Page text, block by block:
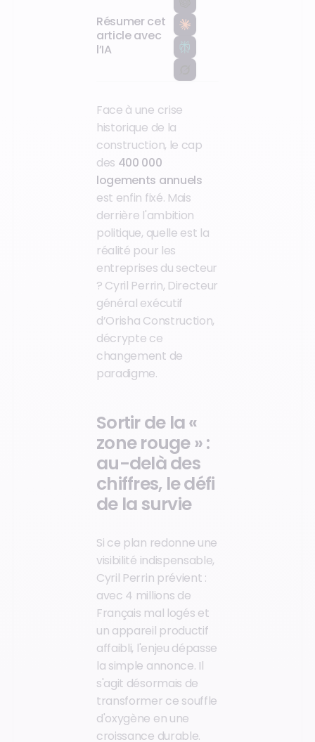
Résumer cet
article avec
l’IA
Face à une crise
historique de la
construction, le cap
des 400 000
logements annuels
est enfin fixé. Mais
derrière l'ambition
politique, quelle est la
réalité pour les
entreprises du secteur
? Cyril Perrin, Directeur
général exécutif
d’Orisha Construction,
décrypte ce
changement de
paradigme.
Sortir de la «
zone rouge » :
au-delà des
chiffres, le défi
de la survie
Si ce plan redonne une
visibilité indispensable,
Cyril Perrin prévient :
avec 4 millions de
Français mal logés et
un appareil productif
affaibli, l'enjeu dépasse
la simple annonce. Il
s'agit désormais de
transformer ce souffle
d'oxygène en une
croissance durable.